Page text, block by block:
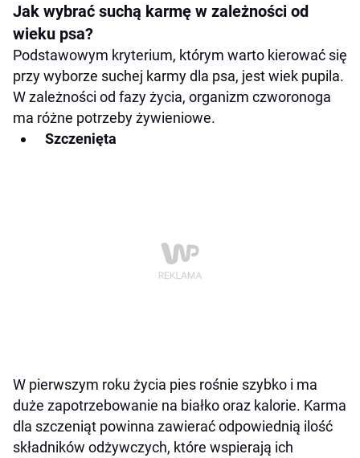
Zawartość tłuszczu w suchej karmie
Węglowodany i błonnik
Sucha karma dla psa tylko bez sztucznych
dodatków
Specjalne potrzeby a wybór suchej karma dla
psa
Jak wybrać suchą karmę w zależności od
wieku psa?
Podstawowym kryterium, którym warto kierować się
przy wyborze suchej karmy dla psa, jest wiek pupila.
W zależności od fazy życia, organizm czworonoga
ma różne potrzeby żywieniowe.
Szczenięta
W pierwszym roku życia pies rośnie szybko i ma
duże zapotrzebowanie na białko oraz kalorie. Karma
dla szczeniąt powinna zawierać odpowiednią ilość
składników odżywczych, które wspierają ich